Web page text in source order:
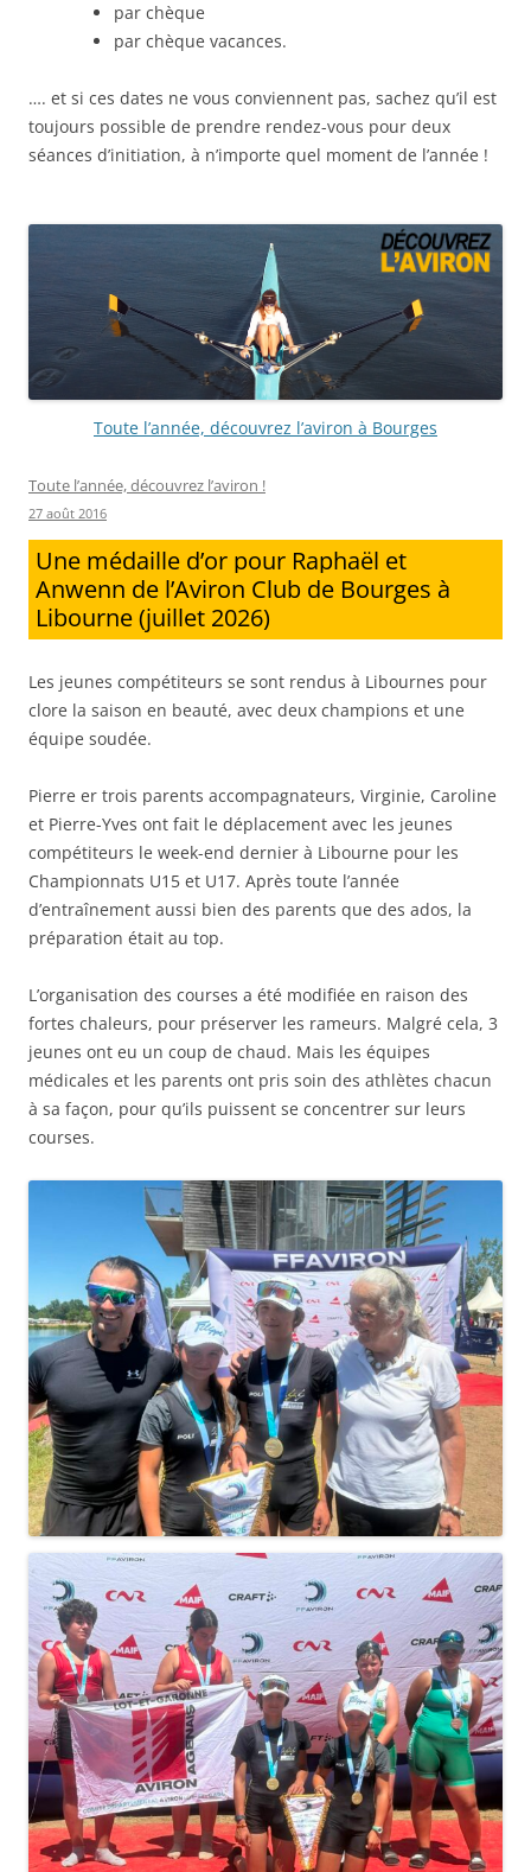
par chèque
par chèque vacances.
…. et si ces dates ne vous conviennent pas, sachez qu’il est
toujours possible de prendre rendez-vous pour deux
séances d’initiation, à n’importe quel moment de l’année !
Toute l’année, découvrez l’aviron à Bourges
Toute l’année, découvrez l’aviron !
27 août 2016
Une médaille d’or pour Raphaël et
Anwenn de l’Aviron Club de Bourges à
Libourne (juillet 2026)
Les jeunes compétiteurs se sont rendus à Libournes pour
clore la saison en beauté, avec deux champions et une
équipe soudée.
Pierre er trois parents accompagnateurs, Virginie, Caroline
et Pierre-Yves ont fait le déplacement avec les jeunes
compétiteurs le week-end dernier à Libourne pour les
Championnats U15 et U17. Après toute l’année
d’entraînement aussi bien des parents que des ados, la
préparation était au top.
L’organisation des courses a été modifiée en raison des
fortes chaleurs, pour préserver les rameurs. Malgré cela, 3
jeunes ont eu un coup de chaud. Mais les équipes
médicales et les parents ont pris soin des athlètes chacun
à sa façon, pour qu’ils puissent se concentrer sur leurs
courses.